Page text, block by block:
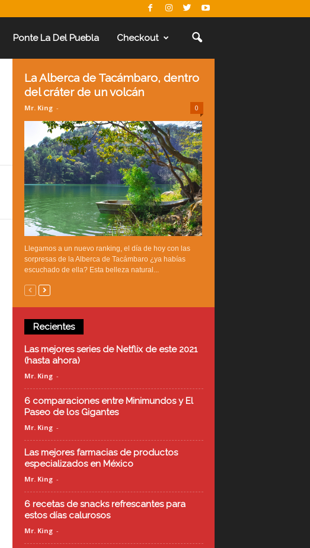
Ponte La Del Puebla Checkout
La Alberca de Tacámbaro, dentro
del cráter de un volcán
Mr. King - 0
Llegamos a un nuevo ranking, el día de hoy con las
sorpresas de la Alberca de Tacámbaro ¿ya habías
escuchado de ella? Esta belleza natural...
Recientes
Las mejores series de Netflix de este 2021
(hasta ahora)
Mr. King -
6 comparaciones entre Minimundos y El
Paseo de los Gigantes
Mr. King -
Las mejores farmacias de productos
especializados en México
Mr. King -
6 recetas de snacks refrescantes para
estos días calurosos
Mr. King -